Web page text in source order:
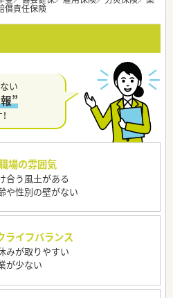
償責任保険
い
”
場の雰囲気
合う風土がある
や性別の壁がない
ライフバランス
みが取りやすい
が少ない